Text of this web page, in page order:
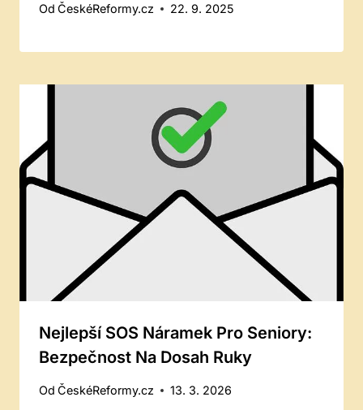
Od ČeskéReformy.cz 22. 9. 2025
Nejlepší SOS Náramek Pro Seniory:
Bezpečnost Na Dosah Ruky
Od ČeskéReformy.cz 13. 3. 2026